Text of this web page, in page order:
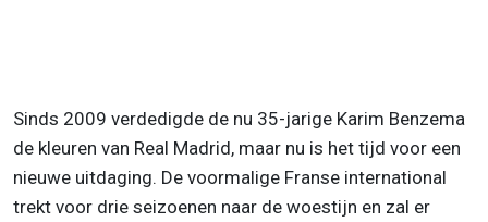
Sinds 2009 verdedigde de nu 35-jarige Karim Benzema
de kleuren van Real Madrid, maar nu is het tijd voor een
nieuwe uitdaging. De voormalige Franse international
trekt voor drie seizoenen naar de woestijn en zal er